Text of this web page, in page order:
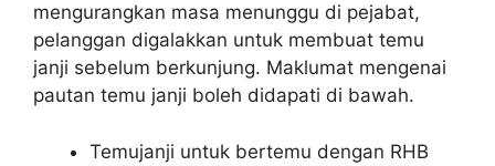
mengurangkan masa menunggu di pejabat,
pelanggan digalakkan untuk membuat temu
janji sebelum berkunjung. Maklumat mengenai
pautan temu janji boleh didapati di bawah.
Temujanji untuk bertemu dengan RHB